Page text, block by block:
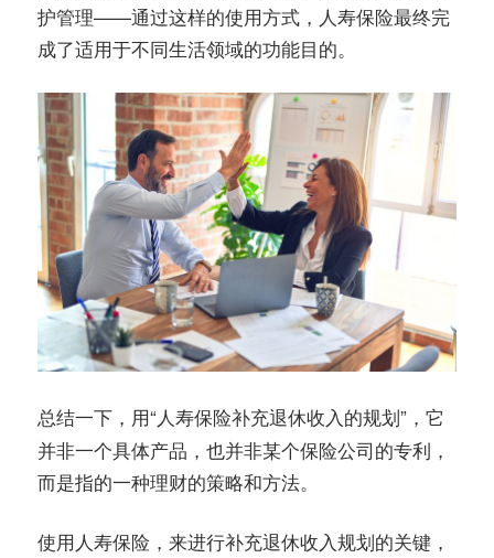
护管理——通过这样的使用方式，人寿保险最终完
成了适用于不同生活领域的功能目的。
总结一下，用“ 人寿保险补充退休收入的规划”，它
并非一个具体产品，也并非某个保险公司的专利，
而是指的一种理财的策略和方法。
使用人寿保险，来进行补充退休收入规划的关键，